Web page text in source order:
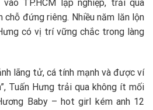
TP.HCM lập nghiệp, trải qua
đứng riêng. Nhiều năm lăn lộn
có vị trí vững chắc trong làng
lãng tử, cá tính mạnh và được ví
Tuấn Hưng trải qua không ít mối
Baby – hot girl kém anh 12